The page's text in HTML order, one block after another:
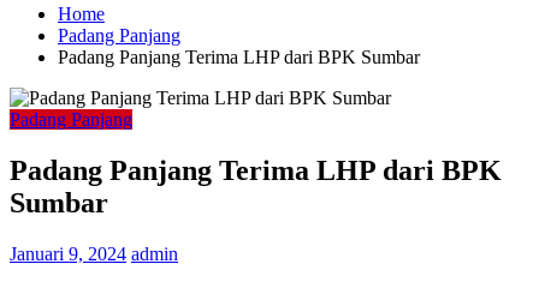
Home
Padang Panjang
Padang Panjang Terima LHP dari BPK Sumbar
Padang Panjang
Padang Panjang Terima LHP dari BPK
Sumbar
Januari 9, 2024 admin